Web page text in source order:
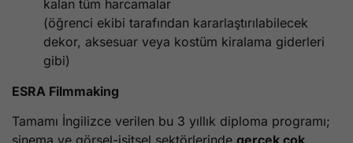
kalan tüm harcamalar
(öğrenci ekibi tarafından kararlaştırılabilecek
dekor, aksesuar veya kostüm kiralama giderleri
gibi)
ESRA Filmmaking
Tamamı İngilizce verilen bu 3 yıllık diploma programı;